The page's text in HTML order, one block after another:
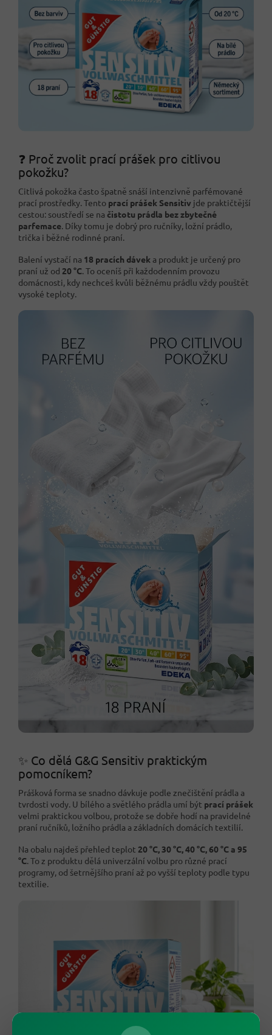
❓ Proč zvolit prací prášek pro citlivou
pokožku?
Citlivá pokožka často špatně snáší intenzivně parfémované
prací prostředky. Tento prací prášek Sensitiv jde praktičtější
cestou: soustředí se na čistotu prádla bez zbytečné
parfemace. Díky tomu je dobrý pro ručníky, ložní prádlo,
trička i běžné rodinné praní.
Balení vystačí na 18 pracích dávek a produkt je určený pro
praní už od 20 °C. To oceníš při každodenním provozu
domácnosti, kdy nechceš kvůli běžnému prádlu vždy pouštět
vysoké teploty.
✨ Co dělá G&G Sensitiv praktickým
pomocníkem?
Prášková forma se snadno dávkuje podle znečištění prádla a
tvrdosti vody. U bílého a světlého prádla umí být prací prášek
velmi praktickou volbou, protože se dobře hodí na pravidelné
praní ručníků, ložního prádla a základních domácích textilií.
Na obalu najdeš přehled teplot 20 °C, 30 °C, 40 °C, 60 °C a 95
°C. To z produktu dělá univerzální volbu pro různé prací
programy, od šetrnějšího praní až po vyšší teploty podle typu
textilie.